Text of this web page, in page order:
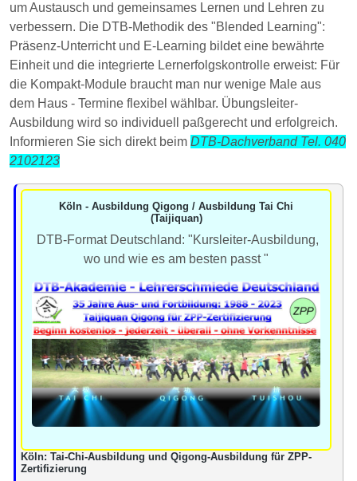
um Austausch und gemeinsames Lernen und Lehren zu
verbessern. Die DTB-Methodik des "Blended Learning":
Präsenz-Unterricht und E-Learning bildet eine bewährte
Einheit und die integrierte Lernerfolgskontrolle erweist: Für
die Kompakt-Module braucht man nur wenige Male aus
dem Haus - Termine flexibel wählbar. Übungsleiter-
Ausbildung wird so individuell paßgerecht und erfolgreich.
Informieren Sie sich direkt beim DTB-Dachverband Tel. 040
2102123
Köln - Ausbildung Qigong / Ausbildung Tai Chi
(Taijiquan)
DTB-Format Deutschland: "Kursleiter-Ausbildung,
wo und wie es am besten passt "
Köln: Tai-Chi-Ausbildung und Qigong-Ausbildung für ZPP-
Zertifizierung